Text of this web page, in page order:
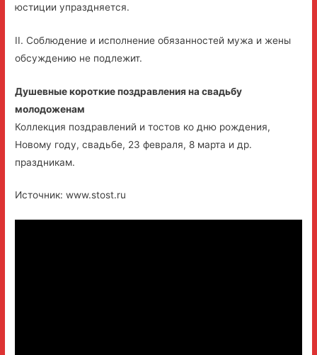
юстиции упраздняется.
II. Соблюдение и исполнение обязанностей мужа и жены
обсуждению не подлежит.
Душевные короткие поздравления на свадьбу
молодоженам
Коллекция поздравлений и тостов ко дню рождения,
Новому году, свадьбе, 23 февраля, 8 марта и др.
праздникам.
Источник: www.stost.ru